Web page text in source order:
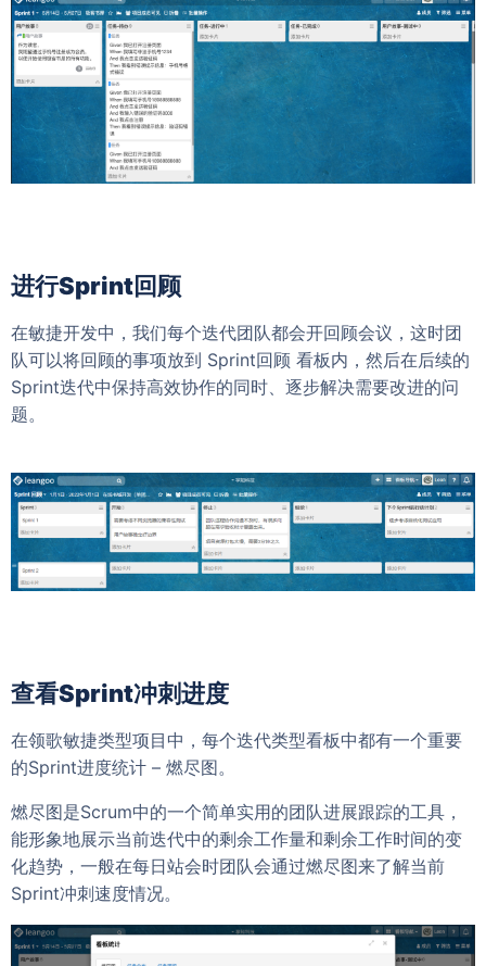
进行Sprint回顾
在敏捷开发中，我们每个迭代团队都会开回顾会议，这时团
队可以将回顾的事项放到 Sprint回顾 看板内，然后在后续的
Sprint迭代中保持高效协作的同时、逐步解决需要改进的问
题。
查看Sprint冲刺进度
在领歌敏捷类型项目中，每个迭代类型看板中都有一个重要
的Sprint进度统计 – 燃尽图。
燃尽图是Scrum中的一个简单实用的团队进展跟踪的工具，
能形象地展示当前迭代中的剩余工作量和剩余工作时间的变
化趋势，一般在每日站会时团队会通过燃尽图来了解当前
Sprint冲刺速度情况。